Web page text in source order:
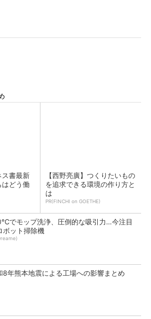
ス書最新
どう働
【西野亮廣】つくりたいもの
を追求できる環境の作り方と
は
PR(FINCHI on GOETHE)
でモップ洗浄、圧倒的な吸引力…今注目
ボット掃除機
8年熊本地震による工場への影響まとめ